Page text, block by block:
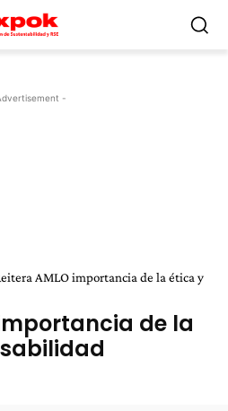
-
AMLO importancia de la ética y
de la